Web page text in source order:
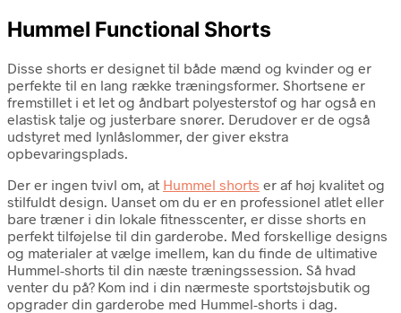
Hummel Functional Shorts
Disse shorts er designet til både mænd og kvinder og er
perfekte til en lang række træningsformer. Shortsene er
fremstillet i et let og åndbart polyesterstof og har også en
elastisk talje og justerbare snører. Derudover er de også
udstyret med lynlåslommer, der giver ekstra
opbevaringsplads.
Der er ingen tvivl om, at Hummel shorts er af høj kvalitet og
stilfuldt design. Uanset om du er en professionel atlet eller
bare træner i din lokale fitnesscenter, er disse shorts en
perfekt tilføjelse til din garderobe. Med forskellige designs
og materialer at vælge imellem, kan du finde de ultimative
Hummel-shorts til din næste træningssession. Så hvad
venter du på? Kom ind i din nærmeste sportstøjsbutik og
opgrader din garderobe med Hummel-shorts i dag.